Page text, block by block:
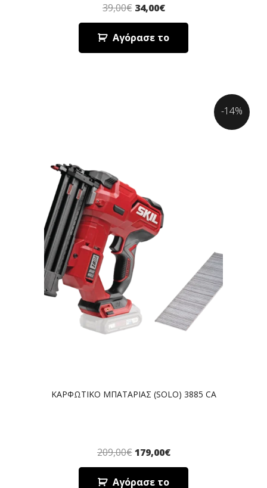
39,00€ 34,00€
Αγόρασε το
ΚΑΡΦΩΤΙΚΟ ΜΠΑΤΑΡΙΑΣ (SOLO) 3885 CA
209,00€ 179,00€
Αγόρασε το
-14%